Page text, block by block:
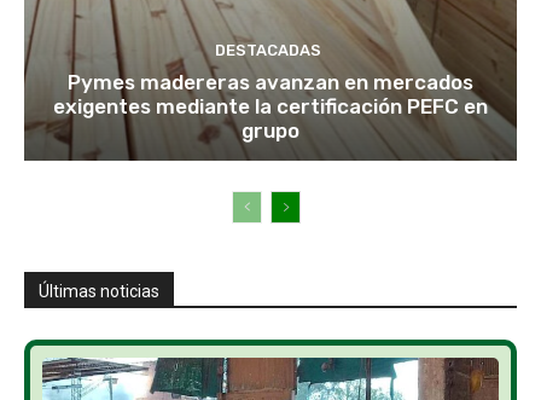
DESTACADAS
Pymes madereras avanzan en mercados
exigentes mediante la certificación PEFC en
grupo
Últimas noticias